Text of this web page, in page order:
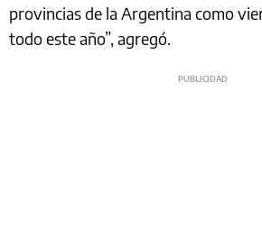
provincias de la Argentina como
todo este año”, agregó.